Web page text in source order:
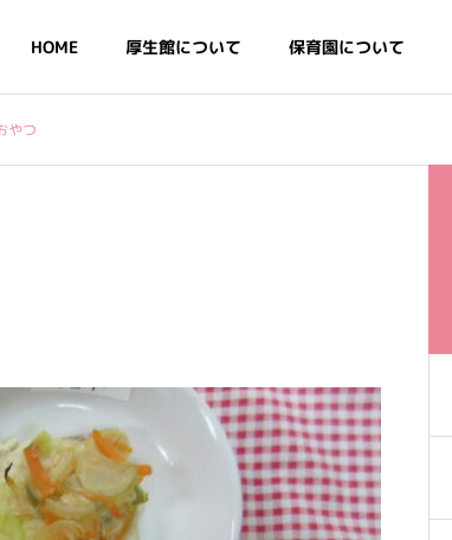
HOME 厚生館について 保育園について
デイリープログラム・年間
行事
やつ